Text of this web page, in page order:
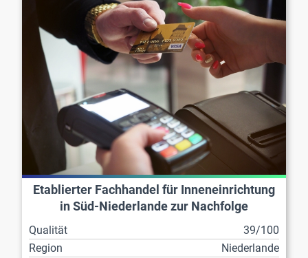
Etablierter Fachhandel für Inneneinrichtung
in Süd-Niederlande zur Nachfolge
Qualität
39/100
Region
Niederlande